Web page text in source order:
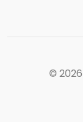
© 2026